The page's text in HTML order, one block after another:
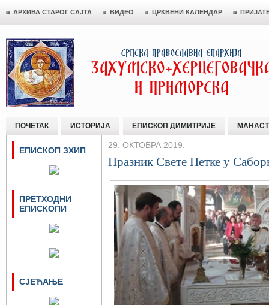
АРХИВА СТАРОГ САЈТА ВИДЕО ЦРКВЕНИ КАЛЕНДАР
ПОЧЕТАК ИСТОРИЈА ЕПИСКОП ДИМИТРИЈЕ
29. ОКТОБРА 2019.
Празник Свете Петке у
ЕПИСКОП ЗХИП
ПРЕТХОДНИ
ЕПИСКОПИ
СЈЕЋАЊЕ